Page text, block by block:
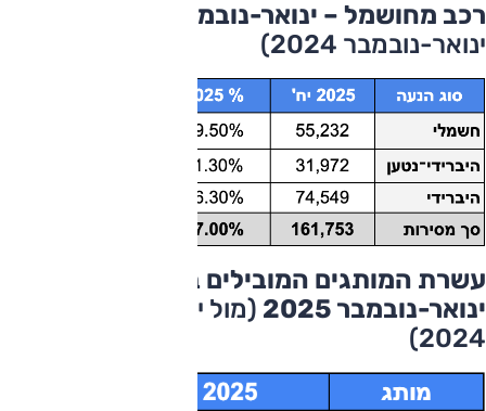
רכב מחושמל – ינואר-נובמבר 2025
ינואר-נובמבר 2024)
עשרת המותגים המובילים ברכב חשמלי –
ינואר-נובמבר 2025
(מול ינואר-נובמבר
2024)